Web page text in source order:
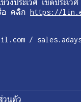
วงประเวศ เขตประเว
อ คลิก https://
/
วนตัว